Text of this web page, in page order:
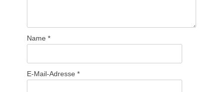
Name *
E-Mail-Adresse *